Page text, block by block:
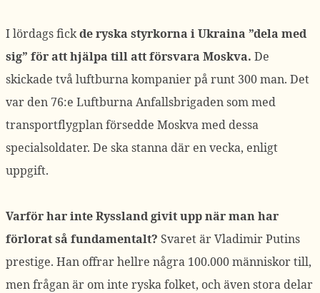
I lördags fickde ryska styrkorna i Ukraina ”dela med
sig” för att hjälpa till att försvara Moskva. De
skickade två luftburna kompanier på runt 300 man. Det
var den 76:e Luftburna Anfallsbrigaden som med
transportflygplan försedde Moskva med dessa
specialsoldater. De ska stanna där en vecka, enligt
uppgift.
Varför har inte Ryssland givit upp när man har
förlorat så fundamentalt? Svaret är Vladimir Putins
prestige. Han offrar hellre några 100.000 människor till,
men frågan är om inte ryska folket, och även stora delar